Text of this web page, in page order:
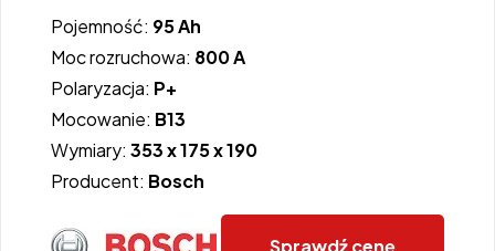
Pojemność: 95 Ah
Moc rozruchowa: 800 A
Polaryzacja: P+
Mocowanie: B13
Wymiary: 353 x 175 x 190
Producent: Bosch
Sprawdź cenę